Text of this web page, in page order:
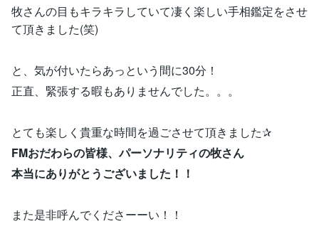
牧さんの目もキラキラしていて凄く楽しい手相鑑定をさせ
て頂きました(笑)
と、気が付いたらあっという間に30分！
正直、緊張する暇もありませんでした。。。
とても楽しく貴重な時間を過ごさせて頂きました✰
FMおだわらの皆様、パーソナリティの牧さん
本当にありがとうございました！！
また是非呼んでくださーーい！！